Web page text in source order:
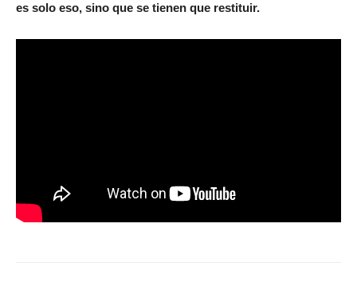
es solo eso, sino que se tienen que restituir.